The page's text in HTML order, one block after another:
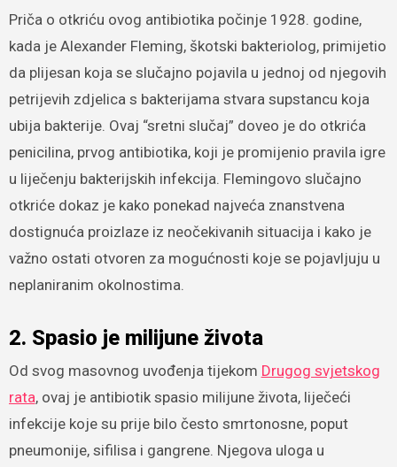
Priča o otkriću ovog antibiotika počinje 1928. godine,
kada je Alexander Fleming, škotski bakteriolog, primijetio
da plijesan koja se slučajno pojavila u jednoj od njegovih
petrijevih zdjelica s bakterijama stvara supstancu koja
ubija bakterije. Ovaj “sretni slučaj” doveo je do otkrića
penicilina, prvog antibiotika, koji je promijenio pravila igre
u liječenju bakterijskih infekcija. Flemingovo slučajno
otkriće dokaz je kako ponekad najveća znanstvena
dostignuća proizlaze iz neočekivanih situacija i kako je
važno ostati otvoren za mogućnosti koje se pojavljuju u
neplaniranim okolnostima.
2. Spasio je milijune života
Od svog masovnog uvođenja tijekom Drugog svjetskog
rata, ovaj je antibiotik spasio milijune života, liječeći
infekcije koje su prije bilo često smrtonosne, poput
pneumonije, sifilisa i gangrene. Njegova uloga u